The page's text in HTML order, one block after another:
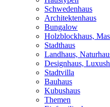
Schwedenhaus
Architektenhaus
Bungalow
Holzblockhaus,
Stadthaus
Landhaus,
Designhaus,
Stadtvilla
Bauhaus
Kubushaus
Themen